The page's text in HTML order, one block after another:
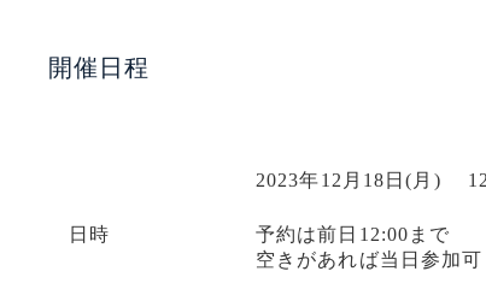
開催日程
日時
2023年12月18日(月)
予約は前日12:00まで
空きがあれば当日参加